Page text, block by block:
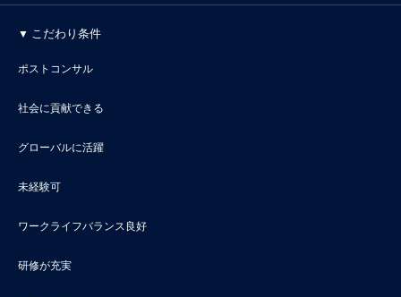
こだわり条件
ポストコンサル
社会に貢献できる
グローバルに活躍
未経験可
ワークライフバランス良好
研修が充実